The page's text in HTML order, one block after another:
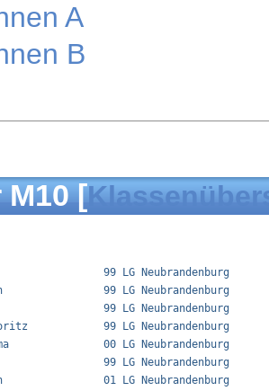
A
B
[
99 LG
99 LG
99 LG
Moritz            99 LG
00 LG
99 LG
01 LG